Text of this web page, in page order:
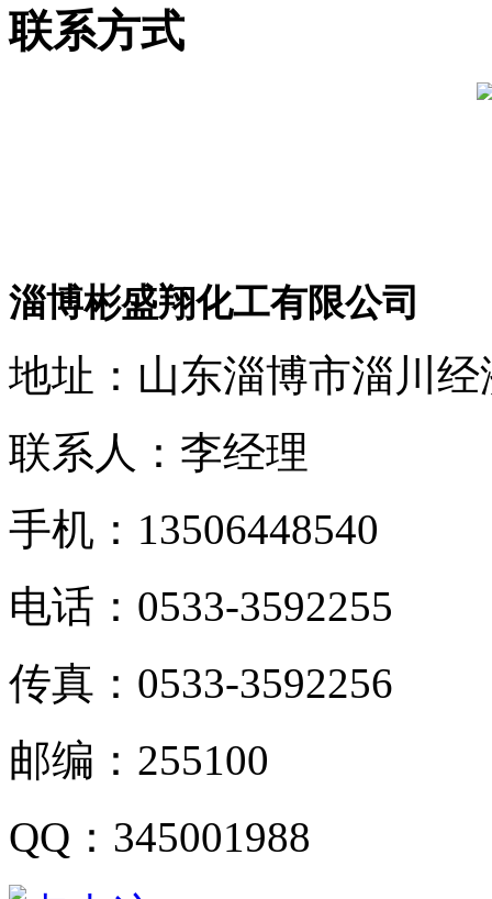
联系方式
淄博彬盛翔化工有限公司
地址：山东淄博市淄川
联系人：李经理
手机： 13506448540
电话： 0533-3592255
传真： 0533-3592256
邮编： 255100
QQ ： 345001988